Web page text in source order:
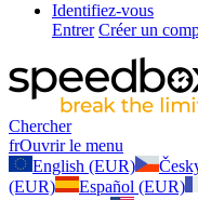
Identifiez-vous
Entrer Créer un
Chercher
frOuvrir le menu
English (EUR)
(EUR)
Español (EUR)